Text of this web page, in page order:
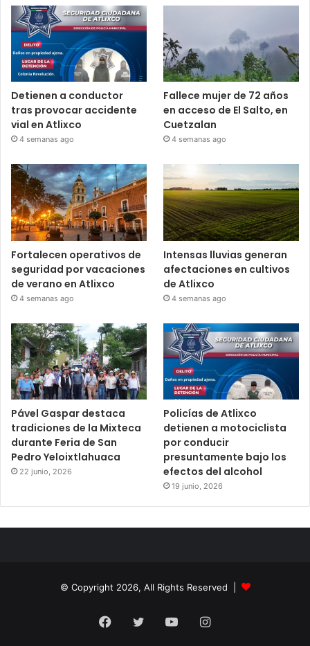
Detienen a conductor
tras provocar accidente
vial en Atlixco
4 semanas ago
Fallece mujer de 72 años
en acceso de El Salto, en
Cuetzalan
4 semanas ago
Fortalecen operativos de
seguridad por vacaciones
de verano en Atlixco
4 semanas ago
Intensas lluvias generan
afectaciones en cultivos
de Atlixco
4 semanas ago
Pável Gaspar destaca
tradiciones de la Mixteca
durante Feria de San
Pedro Yeloixtlahuaca
22 junio, 2026
Policías de Atlixco
detienen a motociclista
por conducir
presuntamente bajo los
efectos del alcohol
19 junio, 2026
© Copyright 2026, All Rights Reserved |
Facebook
TwitterYouTubeInstagram